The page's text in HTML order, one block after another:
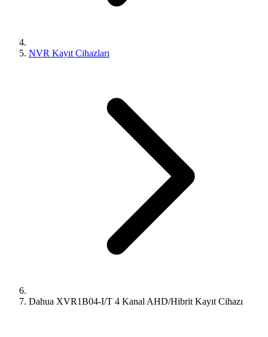
NVR Kayıt Cihazları
Dahua XVR1B04-I/T 4 Kanal AHD/Hibrit Kayıt Cihazı